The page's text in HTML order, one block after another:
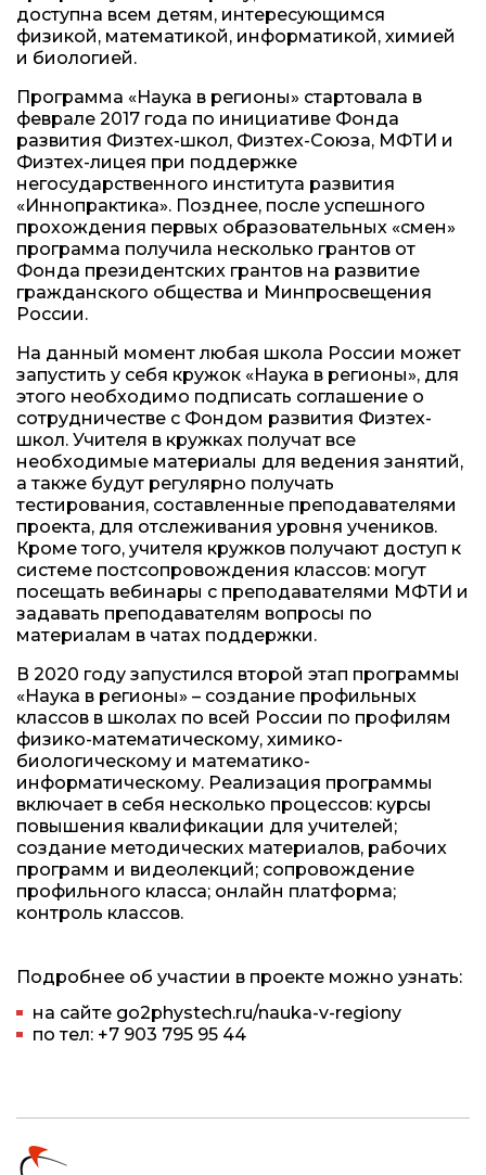
доступна всем детям, интересующимся
физикой, математикой, информатикой, химией
и биологией.
Программа «Наука в регионы» стартовала в
феврале 2017 года по инициативе Фонда
развития Физтех-школ, Физтех-Союза, МФТИ и
Физтех-лицея при поддержке
негосударственного института развития
«Иннопрактика». Позднее, после успешного
прохождения первых образовательных «смен»
программа получила несколько грантов от
Фонда президентских грантов на развитие
гражданского общества и Минпросвещения
России.
На данный момент любая школа России может
запустить у себя кружок «Наука в регионы», для
этого необходимо подписать соглашение о
сотрудничестве с Фондом развития Физтех-
школ. Учителя в кружках получат все
необходимые материалы для ведения занятий,
а также будут регулярно получать
тестирования, составленные преподавателями
проекта, для отслеживания уровня учеников.
Кроме того, учителя кружков получают доступ к
системе постсопровождения классов: могут
посещать вебинары с преподавателями МФТИ и
задавать преподавателям вопросы по
материалам в чатах поддержки.
В 2020 году запустился второй этап программы
«Наука в регионы» – создание профильных
классов в школах по всей России по профилям
физико-математическому, химико-
биологическому и математико-
информатическому. Реализация программы
включает в себя несколько процессов: курсы
повышения квалификации для учителей;
создание методических материалов, рабочих
программ и видеолекций; сопровождение
профильного класса; онлайн платформа;
контроль классов.
Подробнее об участии в проекте можно узнать:
на сайте go2phystech.ru/nauka-v-regiony
по тел: +7 903 795 95 44